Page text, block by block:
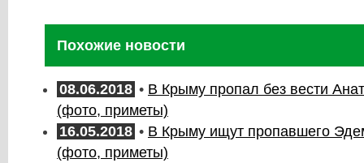
Похожие новости
08.06.2018 • В Крыму пропал без вести
(фото, приметы)
16.05.2018 • В Крыму ищут пропавшего
(фото, приметы)